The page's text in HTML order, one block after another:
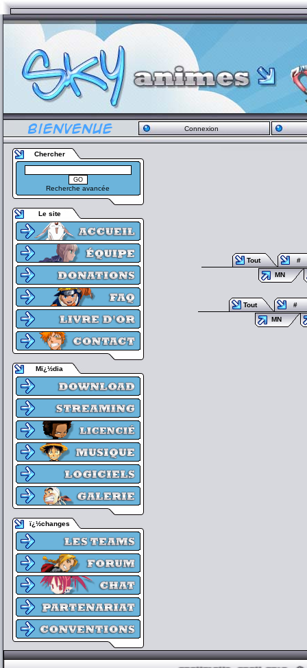
Connexion
Chercher
Recherche avancée
Le site
Mï¿½dia
ï¿½changes
Tout
#
MN
Tout
#
MN